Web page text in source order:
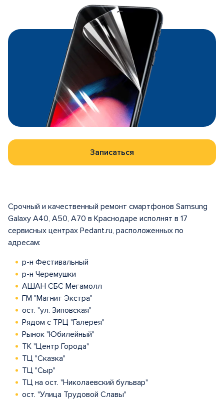
Записаться
Срочный и качественный ремонт смартфонов Samsung
Galaxy A40, A50, A70 в Краснодаре исполнят в 17
сервисных центрах Pedant.ru, расположенных по
адресам:
р-н Фестивальный
р-н Черемушки
АШАН СБС Мегамолл
ГМ "Магнит Экстра"
ост. "ул. Зиповская"
Рядом с ТРЦ "Галерея"
Рынок "Юбилейный"
ТК "Центр Города"
ТЦ "Сказка"
ТЦ "Сыр"
ТЦ на ост. "Николаевский бульвар"
ост. "Улица Трудовой Славы"